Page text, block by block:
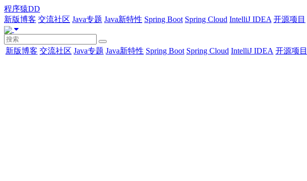
程序猿DD
新版博客 交流社区 Java专题 Java新特性 Spring Boot Spring Cloud IntelliJ IDEA 开源项目
新版博客 交流社区 Java专题 Java新特性 Spring Boot Spring Cloud IntelliJ IDEA 开源项目